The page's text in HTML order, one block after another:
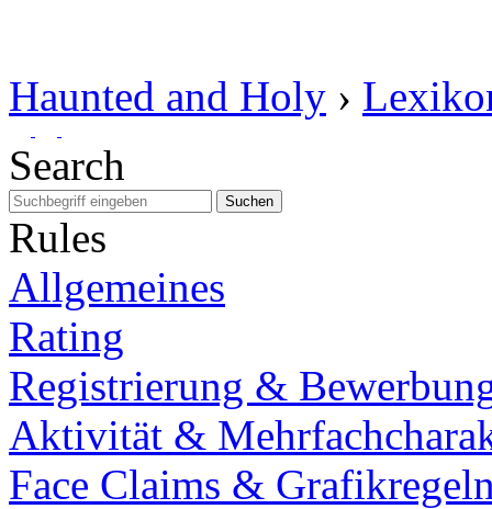
Haunted and Holy ›
Search
Suchen
Rules
Allgemeines
Rating
Registrierung &
Aktivität &
Face Claims &